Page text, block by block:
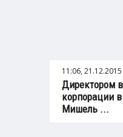
11:06, 21.12.2015
Директором
корпорации
Мишель ...